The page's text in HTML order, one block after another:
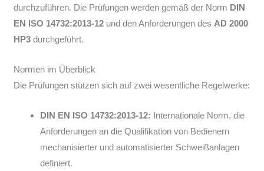
durchzuführen. Die Prüfungen werden gemäß der Norm DIN
EN ISO 14732:2013-12 und den Anforderungen des AD 2000
HP3 durchgeführt.
Normen im Überblick
Die Prüfungen stützen sich auf zwei wesentliche Regelwerke:
DIN EN ISO 14732:2013-12: Internationale Norm, die
Anforderungen an die Qualifikation von Bedienern
mechanisierter und automatisierter Schweißanlagen
definiert.